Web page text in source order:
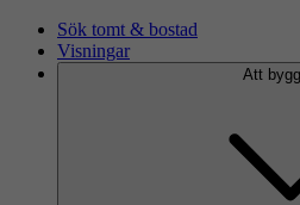
Sök tomt & bostad
Visningar
Att